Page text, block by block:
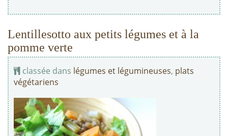
Lentillesotto aux petits légumes et à la
pomme verte
classée dans légumes et légumineuses, plats
végétariens